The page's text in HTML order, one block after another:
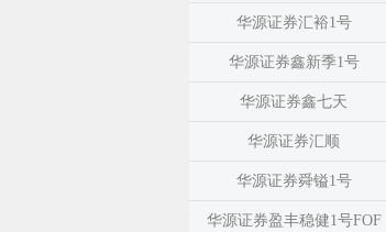
华源证券汇裕1号
华源证券鑫新季1号
华源证券鑫七天
华源证券汇顺
华源证券舜镒1号
华源证券盈丰稳健1号FOF